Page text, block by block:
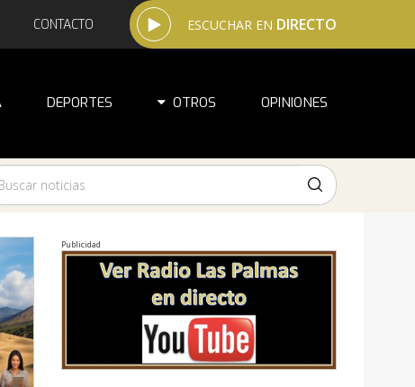
ESCUCHAR EN DIRECTO
CONTACTO
DEPORTES OTROS OPINIONES
Publicidad